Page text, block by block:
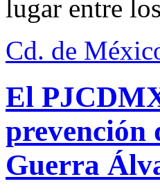
lugar entre
Cd. de
El
prevención
Guerra